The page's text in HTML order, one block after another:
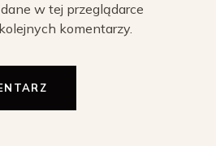
w tej przeglądarce
komentarzy.